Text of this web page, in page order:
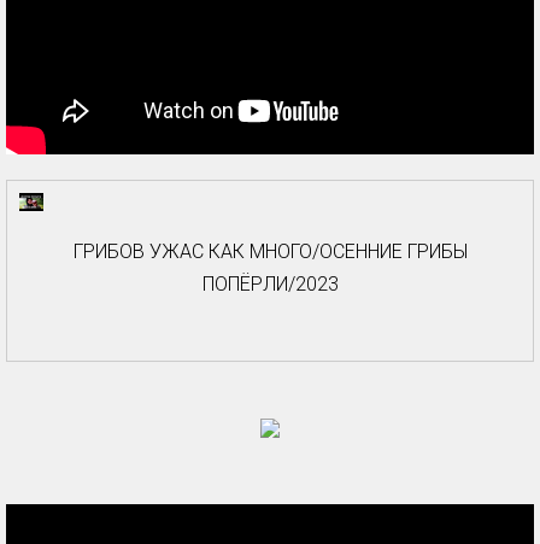
ГРИБОВ УЖАС КАК МНОГО/ОСЕННИЕ ГРИБЫ
ПОПЁРЛИ/2023